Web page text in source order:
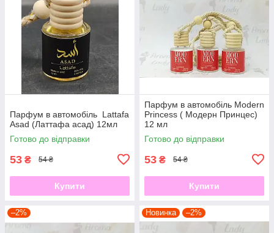
Парфум в автомобіль Lattafa
Asad (Латтафа асад) 12мл​​​​​​​
Готово до відправки
53 ₴ 54 ₴
Купити
Парфум в автомобіль Modern
Princess ( Модерн Принцес)
12 мл
Готово до відправки
53 ₴ 54 ₴
Купити
–2% Новинка –2%